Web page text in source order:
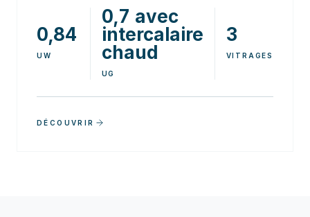
0,84
UW
0,7 avec
intercalaire
chaud
UG
3
VITRAGES
DÉCOUVRIR